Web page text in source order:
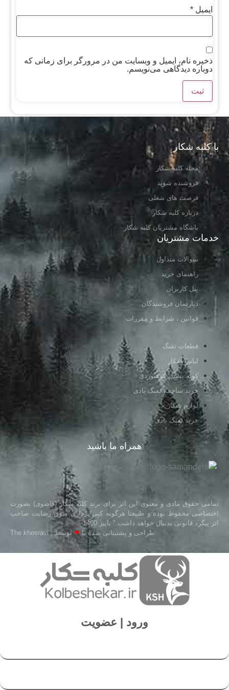
ایمیل*
ذخیره نام، ایمیل و وبسایت من در مرورگر برای زمانی که
دوباره دیدگاهی می‌نویسم.
با کلبه شکار
مجله کلبه شکار
فروشنده شوید
فرصت های شغلی
درباره کلبه شکار
باشگاه مشتریان کلبه شکار
خدمات مشتریان
سوالات متداول
راهنمای خرید
پنل کاربران
دپارتمان فروشندگان
قوانین ، شرایط و مقررات
قطعات تفنگ
لباس شکار
کوله پشتی کوهنوردی
خرید ساچمه تفنگ بادی
لوازم شکار
خرید تفنگ بادی
همراه ما باشید
تمامی حقوق مادی و معنوی این اثر برای برند کلبه شکار (قاضوی) بصورت
اختصاصی محفوظ بوده و طبیعتا هرگونه کپی برداری بدون رضایت صاحب
اثر پیگرد قانونی بدنبال خواهد داشت." پاییز 1400 "
طراحی و پشتیبانی شده با❤توسط : The khosravi
ورود | عضویت